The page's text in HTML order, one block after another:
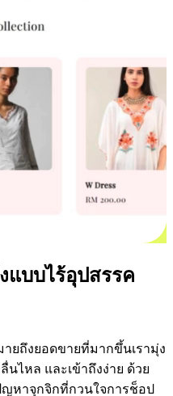
แบบไร้อุปสรรค
ยถึงยอดขายที่มากขึ้นเรามุ่ง
ไหล และเข้าถึงง่าย ด้วย
หาจุกจิกที่กวนใจการช็อป